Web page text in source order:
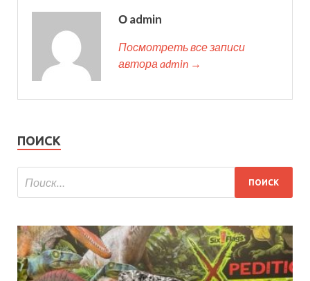
О admin
Посмотреть все записи
автора admin →
ПОИСК